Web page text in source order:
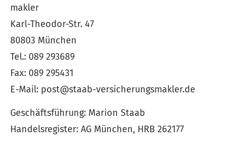
makler
Karl-Theodor-Str. 47
80803 München
Tel.: 089 293689
Fax: 089 295431
E-Mail: post@staab-versicherungsmakler.de
Geschäftsführung: Marion Staab
Handelsregister: AG München, HRB 262177